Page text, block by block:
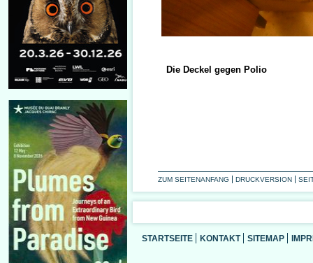
Die Deckel gegen Polio
ZUM SEITENANFANG DRUCKVERSION
STARTSEITE KONTAKT SITEMAP